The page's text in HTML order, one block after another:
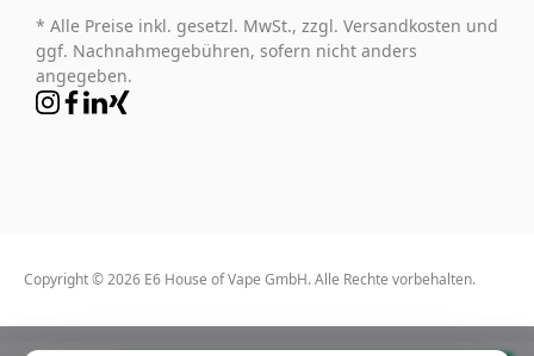
* Alle Preise inkl. gesetzl. MwSt., zzgl. Versandkosten und
ggf. Nachnahmegebühren, sofern nicht anders
angegeben.
Copyright © 2026 E6 House of Vape GmbH. Alle Rechte vorbehalten.